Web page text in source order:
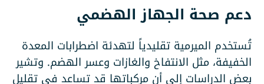
دعم صحة الجهاز الهضمي
تُستخدم الميرمية تقليدياً لتهدئة اضطرابات المعدة
الخفيفة، مثل الانتفاخ والغازات وعسر الهضم. وتشير
بعض الدراسات إلى أن مركباتها قد تساعد في تقليل